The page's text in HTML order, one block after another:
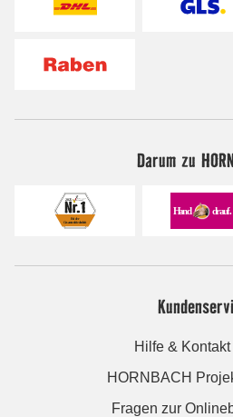
Darum zu
Hilfe & Kontakt
HORNBACH
Fragen zur